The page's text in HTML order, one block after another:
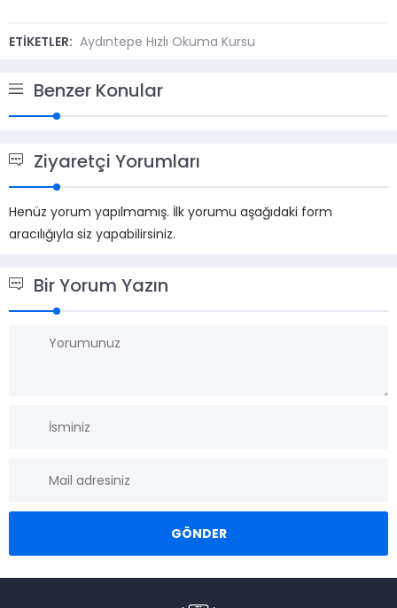
ETİKETLER: Aydıntepe Hızlı Okuma Kursu
Benzer Konular
Ziyaretçi Yorumları
Henüz yorum yapılmamış. İlk yorumu aşağıdaki form
aracılığıyla siz yapabilirsiniz.
Bir Yorum Yazın